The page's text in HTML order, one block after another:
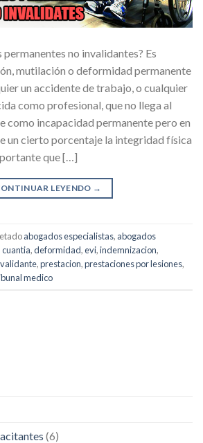
permanentes no invalidantes? Es
mutilación o deformidad permanente
un accidente de trabajo, o cualquier
como profesional, que no llega al
como incapacidad permanente pero en
un cierto porcentaje la integridad física
que […]
LEYENDO →
abogados especialistas, abogados
cuantia,deformidad,evi,indemnizacion,
,prestacion,prestaciones por lesiones,
medico
(6)